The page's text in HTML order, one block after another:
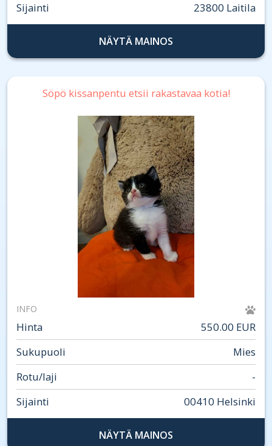
Sijainti
23800 Laitila
NÄYTÄ MAINOS
Söpö kissanpentu etsii rakastavaa kotia!
INFO
Hinta
550.00 EUR
Sukupuoli
Mies
Rotu/laji
-
Sijainti
00410 Helsinki
NÄYTÄ MAINOS